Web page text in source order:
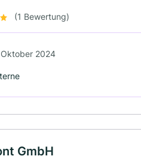
(1 Bewertung)
2024
GmbH